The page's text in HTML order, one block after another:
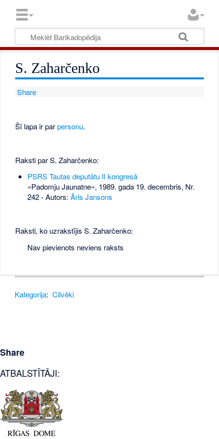
S. Zaharčenko
Share
Šī lapa ir parpersonu.
Raksti par S. Zaharčenko:
PSRS Tautas deputātu II kongresā
«Padomju Jaunatne», 1989. gada 19. decembris, Nr.
242- Autors: Āris Jansons
Raksti, ko uzrakstījis S. Zaharčenko:
Nav pievienots neviens raksts
Kategorija: Cilvēki
Share
ATBALSTĪTĀJI: